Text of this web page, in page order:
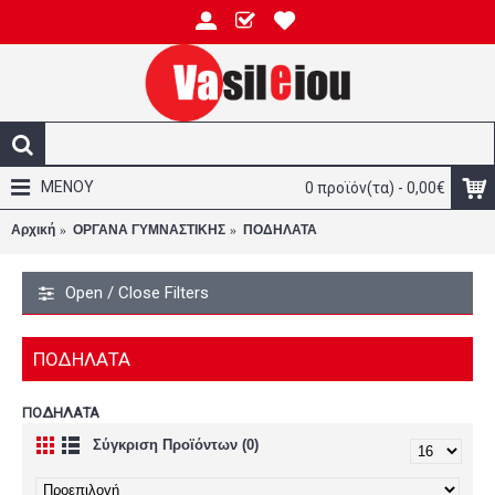
0 προϊόν(τα) - 0,00€
ΜΕΝΟΥ
Αρχική ΟΡΓΑΝΑ ΓΥΜΝΑΣΤΙΚΗΣ ΠΟΔΗΛΑΤΑ
Open / Close Filters
ΠΟΔΗΛΑΤΑ
ΠΟΔΗΛΑΤΑ
Σύγκριση Προϊόντων (0)